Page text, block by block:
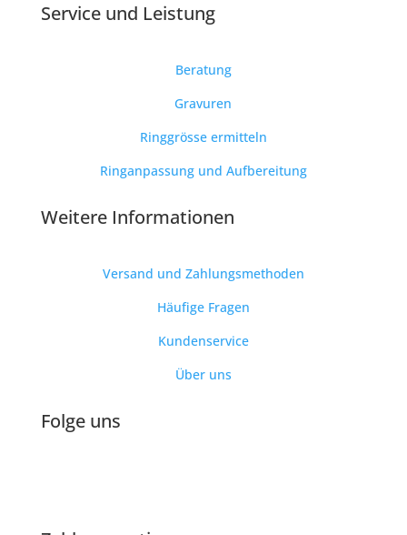
Service und Leistung
Beratung
Gravuren
Ringgrösse ermitteln
Ringanpassung und Aufbereitung
Weitere Informationen
Versand und Zahlungsmethoden
Häufige Fragen
Kundenservice
Über uns
Folge uns